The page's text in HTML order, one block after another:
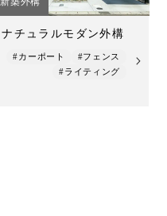
ナチュラルモダン外構
#カーポート
#フェンス
#ライティング